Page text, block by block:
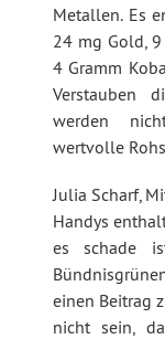
Metallen. Es
24 mg Gold,
4 Gramm
Verstauben
werden
wertvolle
Julia Scharf,
Handys
es schade
einen Beitrag
nicht sein,